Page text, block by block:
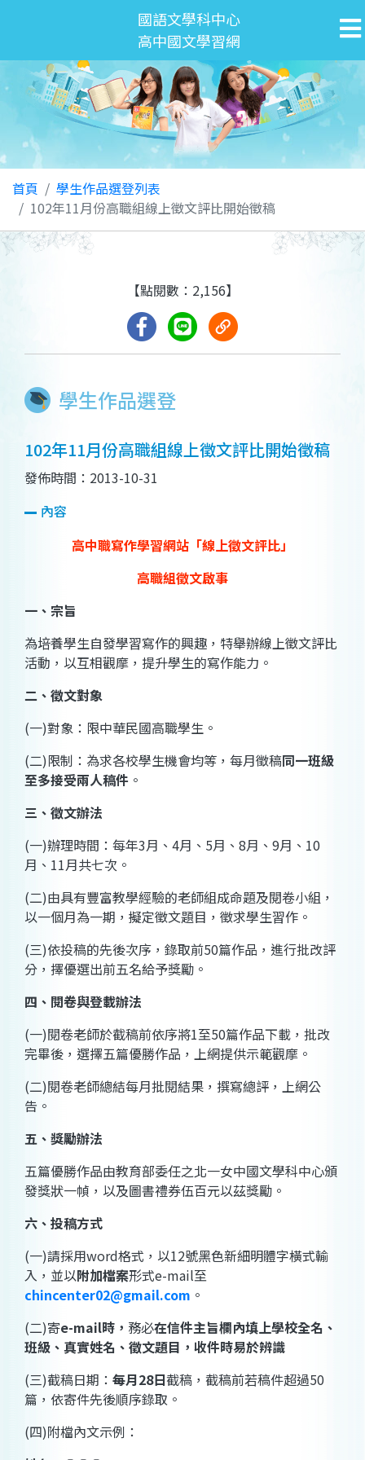
國語文學科中心
高中國文學習網
首頁
學生作品選登列表
102年11月份高職組線上徵文評比開始徵稿
學生作品選登
【點閱數：2,156】
102年11月份高職組線上徵文評比開始徵稿
發佈時間：2013-10-31
內容
高中職寫作學習網站「線上徵文評比」
高職組徵文啟事
一、宗旨
為培養學生自發學習寫作的興趣，特舉辦線上徵文評比
活動，以互相觀摩，提升學生的寫作能力。
二、徵文對象
(一)對象：限中華民國高職學生。
(二)限制：為求各校學生機會均等，每月徵稿同一班級
至多接受兩人稿件 。
三、徵文辦法
(一)辦理時間：每年3月、4月、5月、8月、9月、10
月、11月共七次。
(二)由具有豐富教學經驗的老師組成命題及閱卷小組，
以一個月為一期，擬定徵文題目，徵求學生習作。
(三)依投稿的先後次序，錄取前50篇作品，進行批改評
分，擇優選出前五名給予獎勵。
四、閱卷與登載辦法
(一)閱卷老師於截稿前依序將1至50篇作品下載，批改
完畢後，選擇五篇優勝作品，上網提供示範觀摩。
(二)閱卷老師總結每月批閱結果，撰寫總評，上網公
告。
五、獎勵辦法
五篇優勝作品由教育部委任之北一女中國文學科中心頒
發獎狀一幀，以及圖書禮券伍百元以茲獎勵。
六、投稿方式
(一)請採用word格式，以12號黑色新細明體字橫式輸
入，並以附加檔案形式e-mail至
chincenter02@gmail.com 。
(二)寄e-mail時， 務必在信件主旨欄內填上學校全名、
班級、真實姓名、徵文題目，收件時易於辨識
(三)截稿日期： 每月28日截稿，截稿前若稿件超過50
篇，依寄件先後順序錄取。
(四)附檔內文示例：